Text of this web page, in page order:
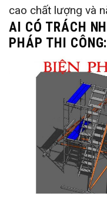
cao chất lượng và
AI CÓ TRÁCH
PHÁP THI CÔNG: